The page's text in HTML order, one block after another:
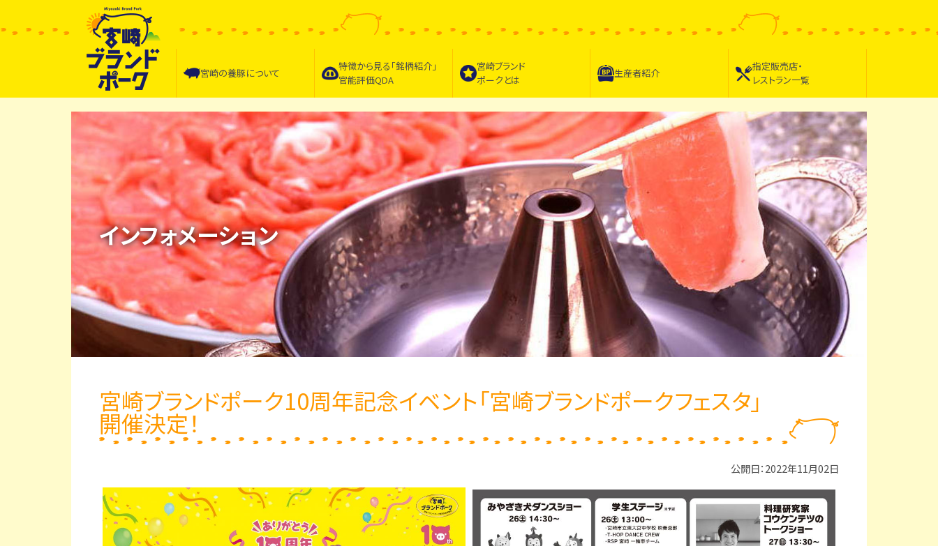
宮崎の養豚について
特徴から見る｢銘柄紹介｣
官能評価QDA
宮崎ブランド
ポークとは
生産者紹介
指定販売店・
レストラン一覧
インフォメーション
宮崎ブランドポーク10周年記念イベント「宮崎ブランドポークフェスタ」
開催決定！
公開日：2022年11月02日